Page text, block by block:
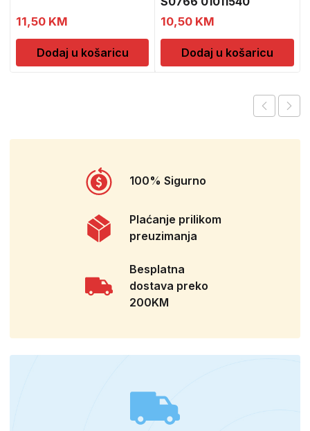
11,50 KM
Dodaj u košaricu
10,50 KM
Dodaj u košaricu
100% Sigurno
Plaćanje prilikom
preuzimanja
Besplatna
dostava preko
200KM